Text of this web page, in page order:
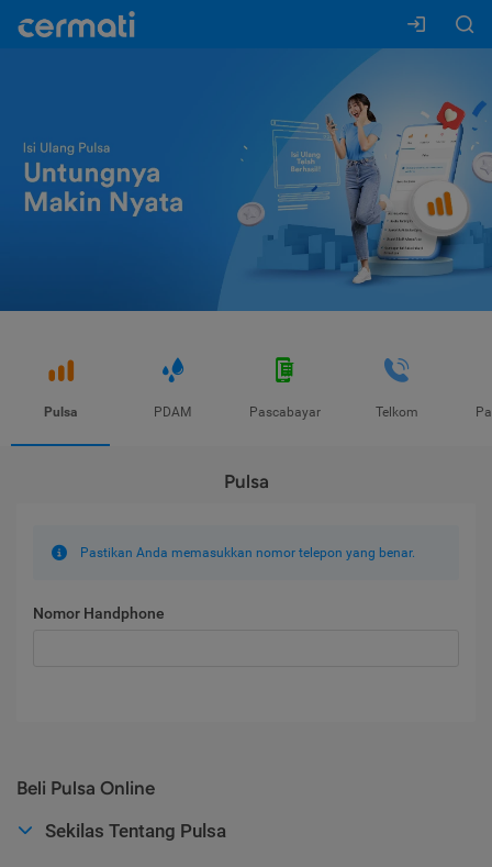
Pulsa PDAM Pascabayar Telkom
Pulsa
Pastikan Anda memasukkan nomor telepon yang benar.
Nomor Handphone
Beli Pulsa Online
Sekilas Tentang Pulsa